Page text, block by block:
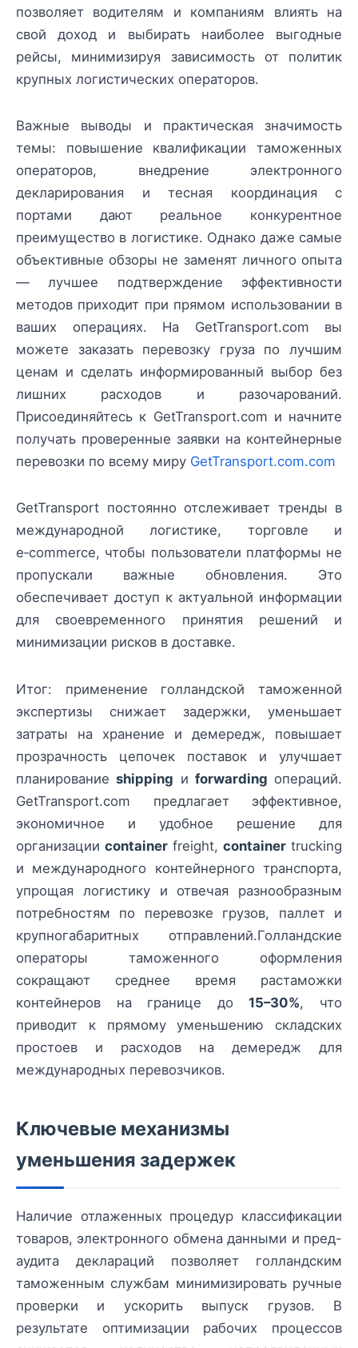
позволяет водителям и компаниям влиять на
свой доход и выбирать наиболее выгодные
рейсы, минимизируя зависимость от политик
крупных логистических операторов.
Важные выводы и практическая значимость
темы: повышение квалификации таможенных
операторов, внедрение электронного
декларирования и тесная координация с
портами дают реальное конкурентное
преимущество в логистике. Однако даже самые
объективные обзоры не заменят личного опыта
— лучшее подтверждение эффективности
методов приходит при прямом использовании в
ваших операциях. На GetTransport.com вы
можете заказать перевозку груза по лучшим
ценам и сделать информированный выбор без
лишних расходов и разочарований.
Присоединяйтесь к GetTransport.com и начните
получать проверенные заявки на контейнерные
перевозки по всему миру GetTransport.com.com
GetTransport постоянно отслеживает тренды в
международной логистике, торговле и
e‑commerce, чтобы пользователи платформы не
пропускали важные обновления. Это
обеспечивает доступ к актуальной информации
для своевременного принятия решений и
минимизации рисков в доставке.
Итог: применение голландской таможенной
экспертизы снижает задержки, уменьшает
затраты на хранение и демередж, повышает
прозрачность цепочек поставок и улучшает
планированиеshipping и forwarding операций.
GetTransport.com предлагает эффективное,
экономичное и удобное решение для
организации container freight, container trucking
и международного контейнерного транспорта,
упрощая логистику и отвечая разнообразным
потребностям по перевозке грузов, паллет и
крупногабаритных отправлений.Голландские
операторы таможенного оформления
сокращают среднее время растаможки
контейнеров на границе до15–30%, что
приводит к прямому уменьшению складских
простоев и расходов на демередж для
международных перевозчиков.
Ключевые механизмы
уменьшения задержек
Наличие отлаженных процедур классификации
товаров, электронного обмена данными и пред-
аудита деклараций позволяет голландским
таможенным службам минимизировать ручные
проверки и ускорить выпуск грузов. В
результате оптимизации рабочих процессов